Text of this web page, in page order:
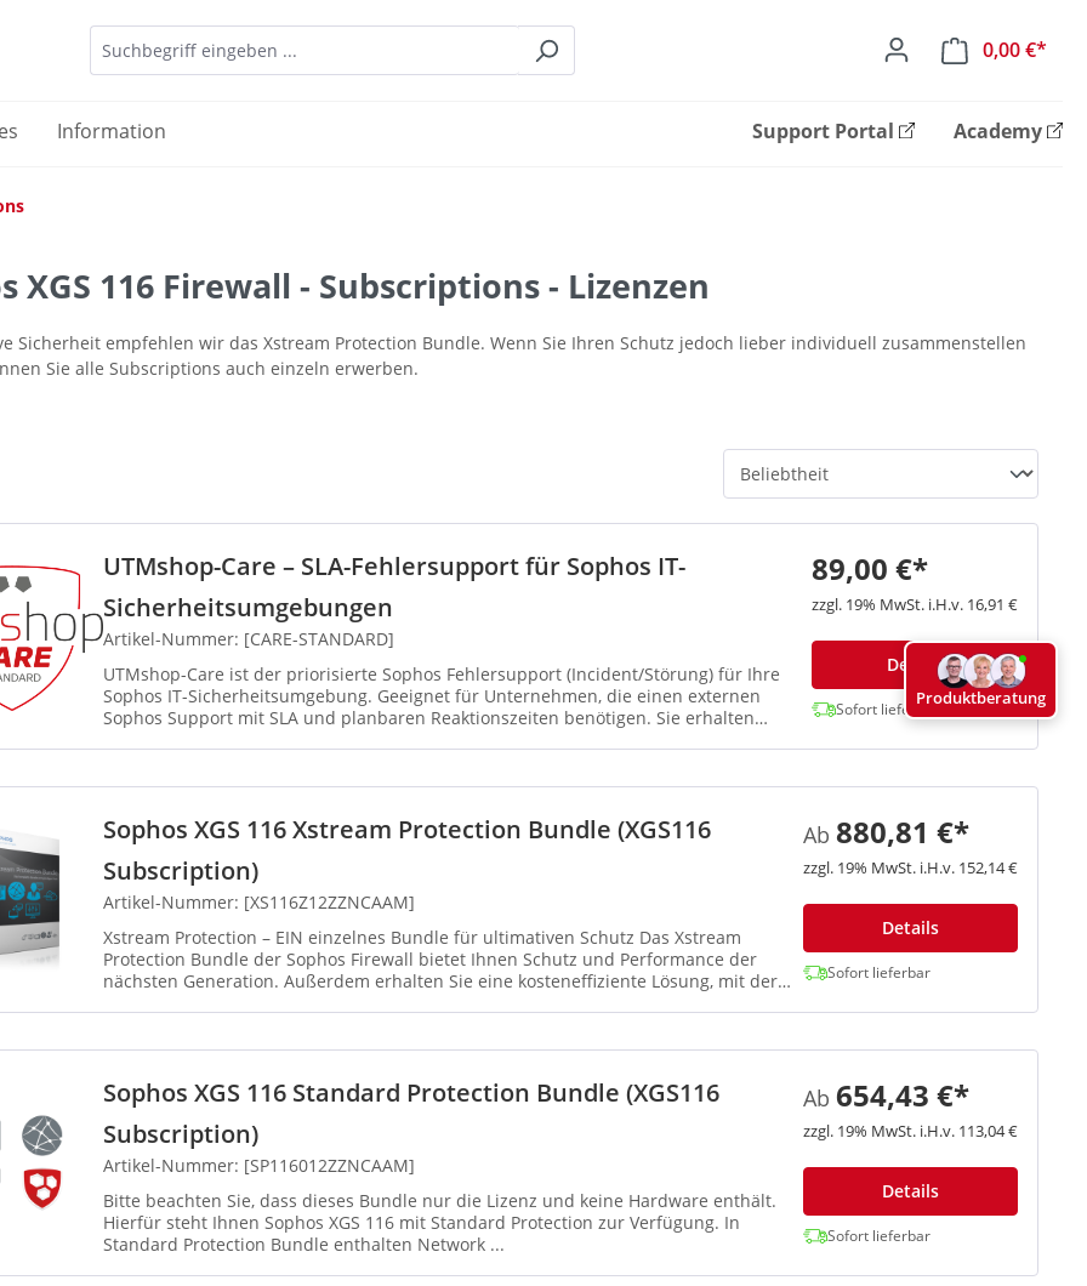
0,00 €*
Information Support Portal Academy
XGS 116 Firewall - Subscriptions - Lizenzen
Sicherheit empfehlen wir das Xstream Protection Bundle. Wenn Sie Ihren Schutz jedoch lieber individuell zusammenstellen
Sie alle Subscriptions auch einzeln erwerben.
UTMshop-Care – SLA-Fehlersupport für Sophos IT-
Sicherheitsumgebungen
Artikel-Nummer: [CARE-STANDARD]
UTMshop-Care ist der priorisierte Sophos Fehlersupport (Incident/Störung) für Ihre
Sophos IT-Sicherheitsumgebung. Geeignet für Unternehmen, die einen externen
Sophos Support mit SLA und planbaren Reaktionszeiten benötigen. Sie erhalten
89,00 €*
zzgl. 19% MwSt. i.H.v. 16,91 €
Details
Sofort lieferbar
Sophos XGS 116 Xstream Protection Bundle (XGS116
Subscription)
Artikel-Nummer: [XS116Z12ZZNCAAM]
Xstream Protection – EIN einzelnes Bundle für ultimativen Schutz Das Xstream
Protection Bundle der Sophos Firewall bietet Ihnen Schutz und Performance der
nächsten Generation. Außerdem erhalten Sie eine kosteneffiziente Lösung, mit der
Ab 880,81 €*
zzgl. 19% MwSt. i.H.v. 152,14 €
Details
Sofort lieferbar
Sophos XGS 116 Standard Protection Bundle (XGS116
Subscription)
Artikel-Nummer: [SP116012ZZNCAAM]
Bitte beachten Sie, dass dieses Bundle nur die Lizenz und keine Hardware enthält.
Hierfür steht Ihnen Sophos XGS 116 mit Standard Protection zur Verfügung. In
Standard Protection Bundle enthalten Network ...
Ab 654,43 €*
zzgl. 19% MwSt. i.H.v. 113,04 €
Details
Sofort lieferbar
Produktberatung